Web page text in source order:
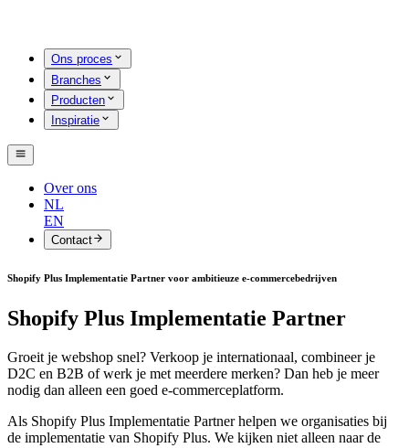
Ons proces
Branches
Producten
Inspiratie
Over ons
NL
EN
Contact
Shopify Plus Implementatie Partner voor ambitieuze e-commercebedrijven
Shopify Plus Implementatie Partner
Groeit je webshop snel? Verkoop je internationaal, combineer je
D2C en B2B of werk je met meerdere merken? Dan heb je meer
nodig dan alleen een goed e-commerceplatform.
Als Shopify Plus Implementatie Partner helpen we organisaties bij
de implementatie van Shopify Plus. We kijken niet alleen naar de